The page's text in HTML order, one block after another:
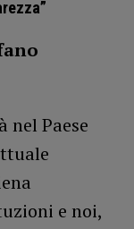
nel Paese
e noi,